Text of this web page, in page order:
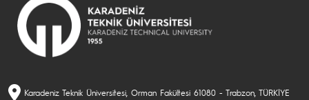
Karadeniz Teknik Üniversitesi, Orman Fakültesi 61080 - Trabzon, TÜRKİYE